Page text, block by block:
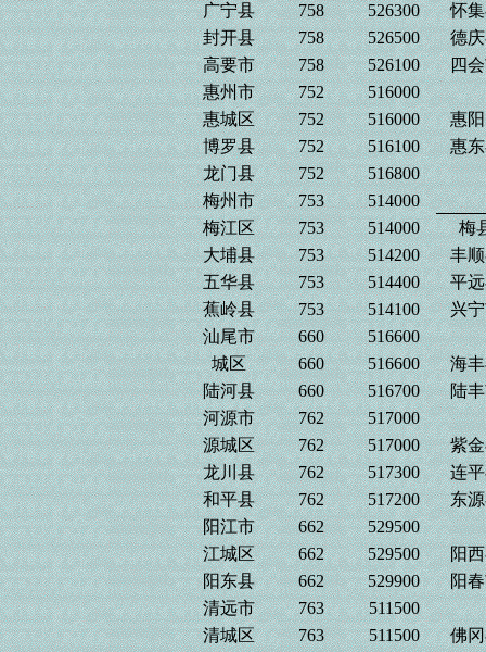
广宁县
758 526300
怀
封开县
758 526500
德
高要市
758 526100
四
惠州市
752
516000
惠城区
752 516000
惠
博罗县
752 516100
惠
龙门县
752
516800
梅州市
753
514000
梅江区
753 514000
梅
大埔县
753 514200
丰
五华县
753 514400
平
蕉岭县
753 514100
兴
汕尾市
660
516600
城区
660 516600
海
陆河县
660 516700
陆
河源市
762
517000
源城区
762 517000
紫
龙川县
762 517300
连
和平县
762 517200
东
阳江市
662
529500
江城区
662 529500
阳
阳东县
662 529900
阳
清远市
763
511500
清城区
763 511500 佛